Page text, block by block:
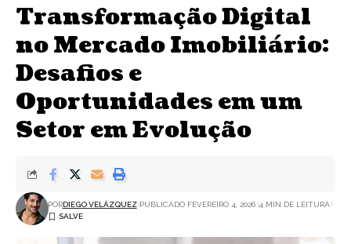
Transformação Digital
no Mercado Imobiliário:
Desafios e
Oportunidades em um
Setor em Evolução
PORDIEGO VELÁZQUEZ PUBLICADO FEVEREIRO 4, 2026 4 MIN DE LEITURA